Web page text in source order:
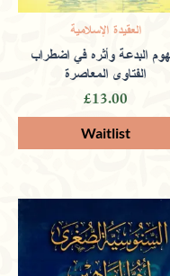
Rated5
of 5
Kabir
2024
encourage
العقيدة الإسلامية
البدعة وأثره في اضطراب
الفتاوى المعاصرة
£13.00